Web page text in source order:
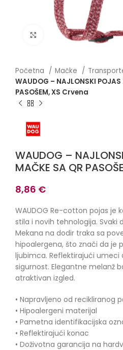
Click to enlarge
Početna Mačke
WAUDOG – NAJLONSKI POJAS
PASOŠEM, XS Crvena
WAUDOG –
MAČKE SA QR
8,86 €
WAUDOG Re-cotton pojas je
stila i novih tehnologija. Svaki
Mekana na dodir traka sa
hipoalergena, što znači da je
ljubimca. Reflektirajući umeci
sigurnost. Elegantne melanž
atraktivan izgled.
• Napravljeno od recikliranog
• Hipoalergeni materijal
• Pametna identifikacijska
• Reflektirajući konac
• Doživotna garancija na